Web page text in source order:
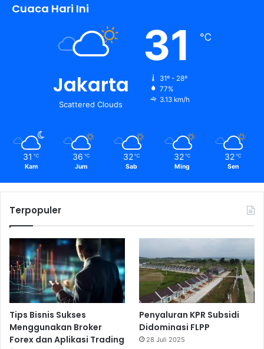
Cuaca Hari Ini
Jakarta
Scattered Clouds
31 ℃
31º - 28º
77%
3.13 km/h
31 ℃
Kam
36 ℃
Jum
32 ℃
Sab
32 ℃
Ming
32 ℃
Sen
Terpopuler
Tips Bisnis Sukses
Menggunakan Broker
Forex dan Aplikasi Trading
Penyaluran KPR Subsidi
Didominasi FLPP
28 Juli 2025